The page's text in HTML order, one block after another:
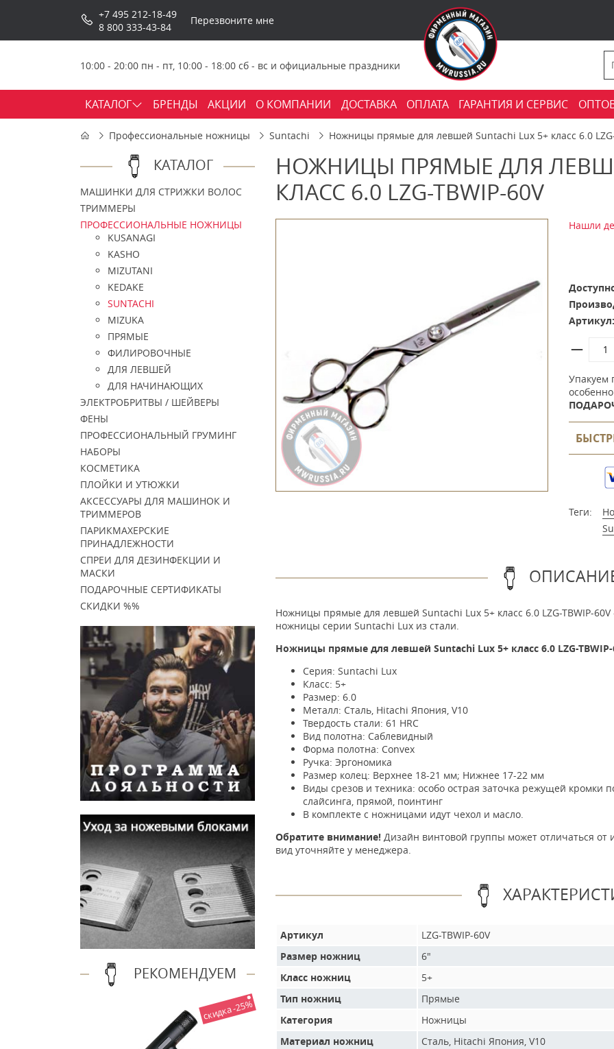
+7 495 212-18-49
8 800 333-43-84
Перезвоните мне
10:00 - 20:00 пн - пт, 10:00 - 18:00 сб - вс и официальные праздники
КАТАЛОГ БРЕНДЫ АКЦИИ О КОМПАНИИ ДОСТАВКА ОПЛАТА ГАРАНТИЯ И СЕРВИС
Профессиональные ножницы Suntachi Ножницы прямые для левшей Suntachi Lux 5+ класс 6.0 LZG-
КАТАЛОГ
МАШИНКИ ДЛЯ СТРИЖКИ ВОЛОС
ТРИММЕРЫ
ПРОФЕССИОНАЛЬНЫЕ НОЖНИЦЫ
KUSANAGI
KASHO
MIZUTANI
KEDAKE
SUNTACHI
MIZUKA
ПРЯМЫЕ
ФИЛИРОВОЧНЫЕ
ДЛЯ ЛЕВШЕЙ
ДЛЯ НАЧИНАЮЩИХ
ЭЛЕКТРОБРИТВЫ / ШЕЙВЕРЫ
ФЕНЫ
ПРОФЕССИОНАЛЬНЫЙ ГРУМИНГ
НАБОРЫ
КОСМЕТИКА
ПЛОЙКИ И УТЮЖКИ
АКСЕССУАРЫ ДЛЯ МАШИНОК И
ТРИММЕРОВ
ПАРИКМАХЕРСКИЕ
ПРИНАДЛЕЖНОСТИ
СПРЕИ ДЛЯ ДЕЗИНФЕКЦИИ И
МАСКИ
ПОДАРОЧНЫЕ СЕРТИФИКАТЫ
СКИДКИ %%
РЕКОМЕНДУЕМ
скидка -25%
НОЖНИЦЫ ПРЯМЫЕ ДЛЯ
КЛАСС 6.0 LZG-TBWIP-60V
Нашли
Артикул:
Упакуем
Теги:
Ножницы прямые для левшей Suntachi Lux 5+ класс 6.0 LZG-TBWIP-
ножницы серии Suntachi Lux из стали.
Ножницы прямые для левшей Suntachi Lux 5+ класс 6.0 LZG-
Серия: Suntachi Lux
Класс: 5+
Размер: 6.0
Металл: Сталь, Hitachi Япония, V10
Твердость стали: 61 HRC
Вид полотна: Саблевидный
Форма полотна: Convex
Ручка: Эргономика
Размер колец: Верхнее 18-21 мм; Нижнее 17-22 мм
Виды срезов и техника: особо острая заточка режущей кромки
слайсинга, прямой, поинтинг
В комплекте с ножницами идут чехол и масло.
Обратите внимание! Дизайн винтовой группы может отличаться
вид уточняйте у менеджера.
Артикул
LZG-TBWIP-60V
Размер ножниц
6"
Класс ножниц
5+
Тип ножниц
Прямые
Категория
Ножницы
Материал ножниц
Сталь, Hitachi Япония, V10